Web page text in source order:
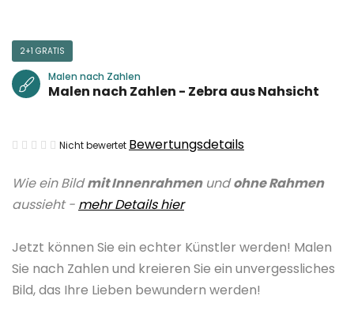
Wie ein Bildmit Innenrahmenundohne Rahmen
aussieht - mehr Details hier
Jetzt können Sie ein echter Künstler werden! Malen
Sie nach Zahlen und kreieren Sie ein unvergessliches
Bild, das Ihre Lieben bewundern werden!
2+1 GRATIS
Malen nach Zahlen
Malen nach Zahlen - Zebra aus Nahsicht
Die
Produktbewertung
ist
von
5
Sternen.
Nicht bewertet Bewertungsdetails